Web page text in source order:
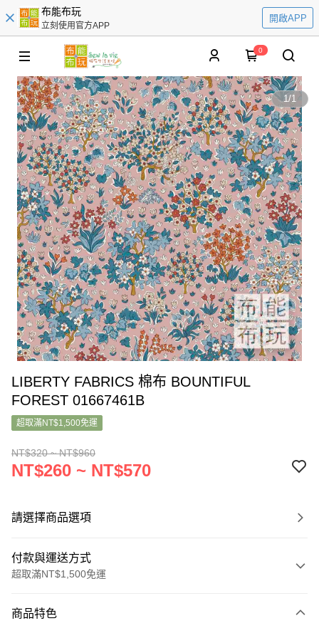
布能布玩
立刻使用官方APP
開啟APP
0
1/1
LIBERTY FABRICS 棉布 BOUNTIFUL
FOREST 01667461B
超取滿NT$1,500免運
NT$320 ~ NT$960
NT$260 ~ NT$570
請選擇商品選項
付款與運送方式
超取滿NT$1,500免運
信用卡一次付款
商品特色